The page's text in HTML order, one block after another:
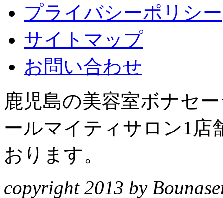
プライバシーポリシー
サイトマップ
お問い合わせ
鹿児島の美容室ボナセ
ールマイティサロン1店
おります。
copyright 2013 by